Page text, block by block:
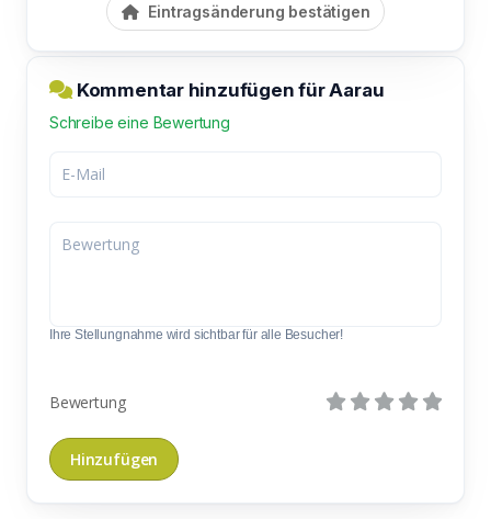
Eintragsänderung bestätigen
Kommentar hinzufügen für Aarau
Schreibe eine Bewertung
Ihre Stellungnahme wird sichtbar für alle Besucher!
Bewertung